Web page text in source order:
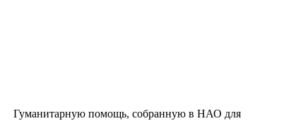
Гуманитарную помощь, собранную в НАО для